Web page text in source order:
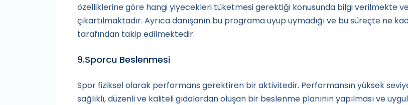
özelliklerine göre hangi yiyecekleri tüketmesi gerektiği konusunda bilgi verilmekte
çıkartılmaktadır. Ayrıca danışanın bu programa uyup uymadığı ve bu süreçte ne
tarafından takip edilmektedir.
9.Sporcu Beslenmesi
Spor fiziksel olarak performans gerektiren bir aktivitedir. Performansın yüksek
sağlıklı, düzenli ve kaliteli gıdalardan oluşan bir beslenme planının yapılması ve